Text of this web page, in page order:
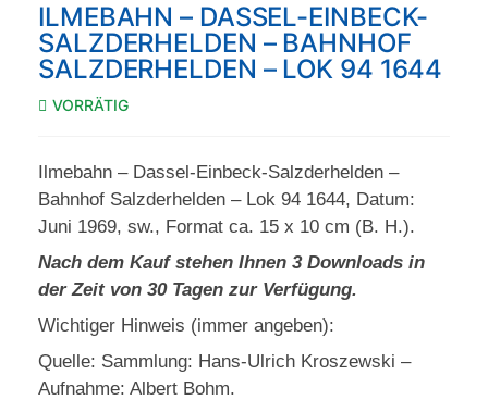
ILMEBAHN – DASSEL-EINBECK-
SALZDERHELDEN – BAHNHOF
SALZDERHELDEN – LOK 94 1644
VORRÄTIG
Ilmebahn – Dassel-Einbeck-Salzderhelden –
Bahnhof Salzderhelden – Lok 94 1644, Datum:
Juni 1969, sw., Format ca. 15 x 10 cm (B. H.).
Nach dem Kauf stehen Ihnen 3 Downloads in
der Zeit von 30 Tagen zur Verfügung.
Wichtiger Hinweis (immer angeben):
Quelle: Sammlung: Hans-Ulrich Kroszewski –
Aufnahme: Albert Bohm.